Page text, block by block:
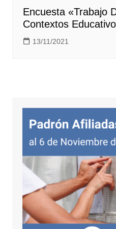
Encuesta «Trabajo
Contextos
13/11/2021